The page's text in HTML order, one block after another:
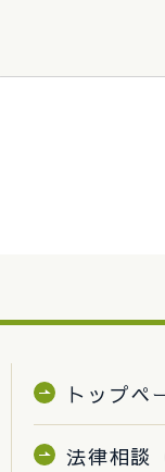
トップペ
法律相談